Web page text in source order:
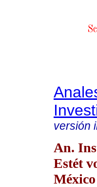
versión
An.
Estét